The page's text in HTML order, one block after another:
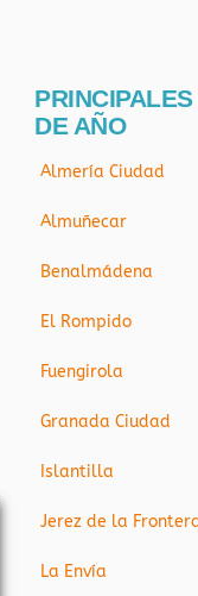
DE AÑO
Almería Ciudad
Almuñecar
Benalmádena
El Rompido
Fuengirola
Granada Ciudad
Islantilla
Jerez de la
La Envía